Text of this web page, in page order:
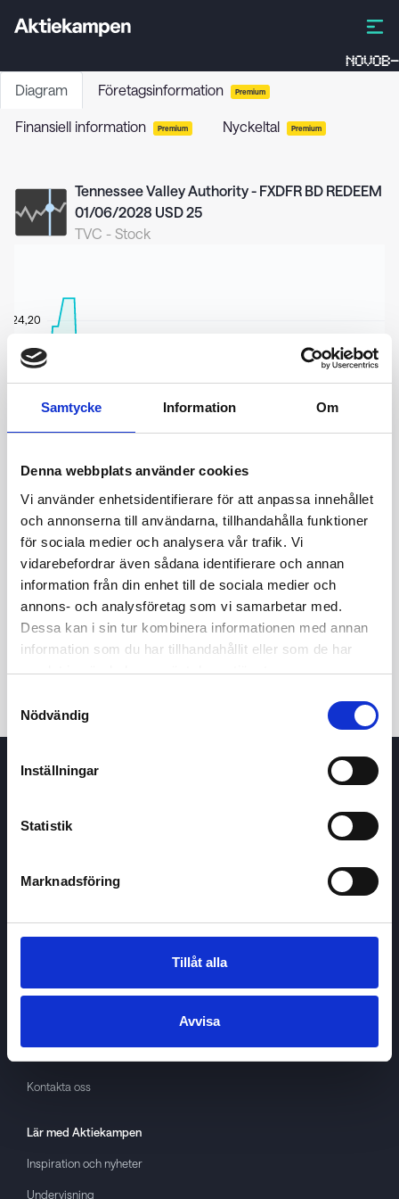
Samtycke Information Om
Denna webbplats använder cookies
Vi använder enhetsidentifierare för att anpassa innehållet
och annonserna till användarna, tillhandahålla funktioner
för sociala medier och analysera vår trafik. Vi
vidarebefordrar även sådana identifierare och annan
information från din enhet till de sociala medier och
annons- och analysföretag som vi samarbetar med.
Dessa kan i sin tur kombinera informationen med annan
information som du har tillhandahållit eller som de har
samlat in när du har använt deras tjänster.
Nödvändig
Inställningar
Statistik
Marknadsföring
Tillåt alla
Avvisa
NOVOB-
Diagram Företagsinformation Premium
Finansiell information Premium Nyckeltal Premium
Tennessee Valley Authority - FXDFR BD REDEEM
01/06/2028 USD 25
TVC - Stock
24,00
24,20
7 maj 2026 23 juni 2026
24t 7d 1m 3m 1å 5å
Köp / Sälj
About cookies
Kontakta oss
Lär med Aktiekampen
Inspiration och nyheter
Undervisning